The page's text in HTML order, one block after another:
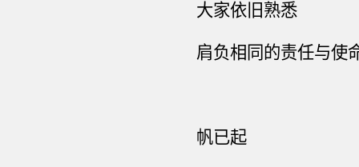
大家依旧熟悉
肩负相同的责任与使
帆已起